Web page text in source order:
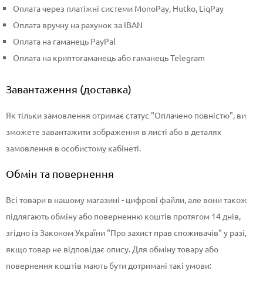
Оплата через платіжні системи MonoPay, Hutko, LiqPay
Оплата вручну на рахунок за IBAN
Оплата на гаманець PayPal
Оплата на криптогаманець або гаманець Telegram
Завантаження (доставка)
Як тільки замовлення отримає статус "Оплачено повністю", ви
зможете завантажити зображення в листі або в деталях
замовлення в особистому кабінеті.
Обмін та повернення
Всі товари в нашому магазині - цифрові файли, але вони також
підлягають обміну або поверненню коштів протягом 14 днів,
згідно із Законом України "Про захист прав споживачів" у разі,
якщо товар не відповідає опису. Для обміну товару або
повернення коштів мають бути дотримані такі умови: